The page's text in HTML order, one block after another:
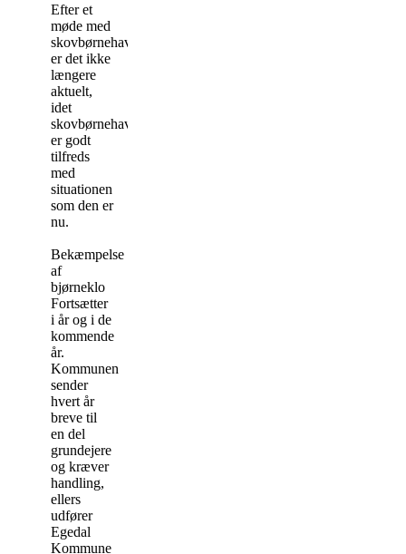
Efter et
møde med
skovbørnehaven,
er det ikke
længere
aktuelt,
idet
skovbørnehaven
er godt
tilfreds
med
situationen
som den er
nu.
Bekæmpelse
af
bjørneklo
Fortsætter
i år og i de
kommende
år.
Kommunen
sender
hvert år
breve til
en del
grundejere
og kræver
handling,
ellers
udfører
Egedal
Kommune